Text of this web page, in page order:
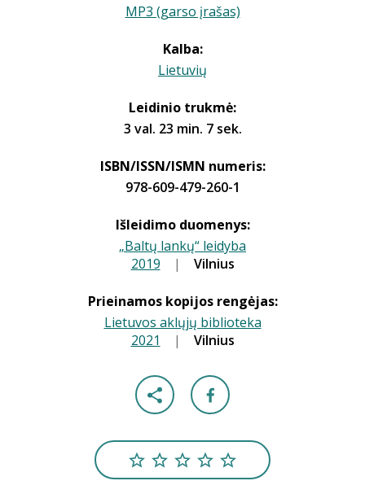
MP3 (garso įrašas)
Kalba:
Lietuvių
Leidinio trukmė:
3 val. 23 min. 7 sek.
ISBN/ISSN/ISMN numeris:
978-609-479-260-1
Išleidimo duomenys:
„Baltų lankų“ leidyba
2019 | Vilnius
Prieinamos kopijos rengėjas:
Lietuvos aklųjų biblioteka
2021 | Vilnius